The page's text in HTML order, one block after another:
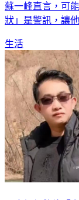
蘇一峰直言，可
狀」是警訊，讓
生活